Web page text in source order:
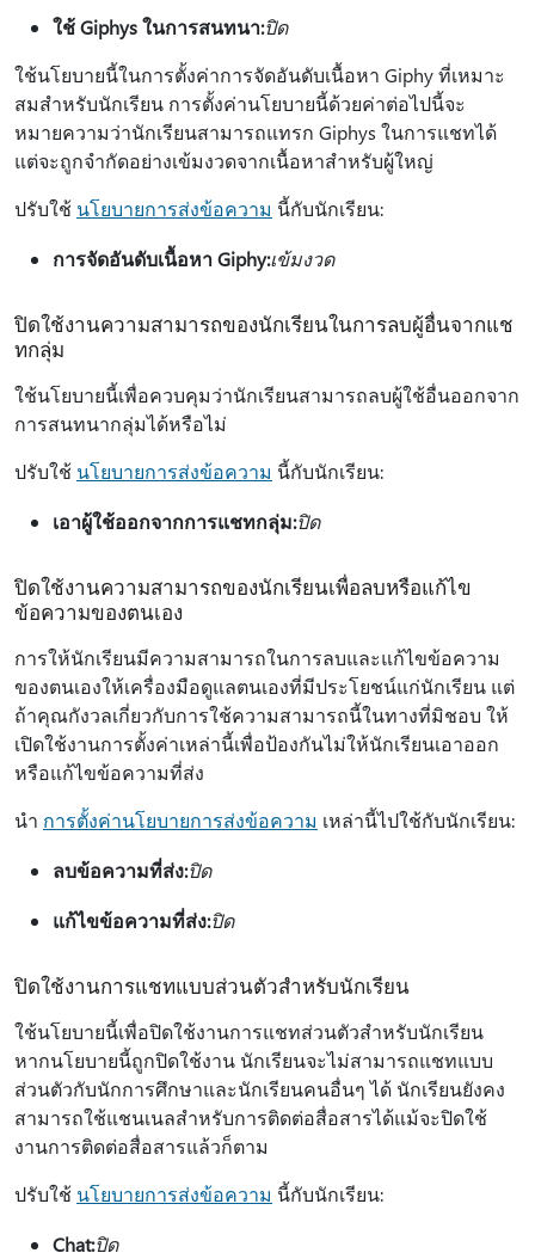
ใช้ Giphys ในการสนทนา:ปิด
ใช้นโยบายนี้ในการตั้งค่าการจัดอันดับเนื้อหา Giphy ที่เหมาะ
สมสำหรับนักเรียน การตั้งค่านโยบายนี้ด้วยค่าต่อไปนี้จะ
หมายความว่านักเรียนสามารถแทรก Giphys ในการแชทได้
แต่จะถูกจํากัดอย่างเข้มงวดจากเนื้อหาสําหรับผู้ใหญ่
ปรับใช้ นโยบายการส่งข้อความ นี้กับนักเรียน:
การจัดอันดับเนื้อหา Giphy:เข้มงวด
ปิดใช้งานความสามารถของนักเรียนในการลบผู้อื่นจากแช
ทกลุ่ม
ใช้นโยบายนี้เพื่อควบคุมว่านักเรียนสามารถลบผู้ใช้อื่นออกจาก
การสนทนากลุ่มได้หรือไม่
ปรับใช้ นโยบายการส่งข้อความ นี้กับนักเรียน:
เอาผู้ใช้ออกจากการแชทกลุ่ม:ปิด
ปิดใช้งานความสามารถของนักเรียนเพื่อลบหรือแก้ไข
ข้อความของตนเอง
การให้นักเรียนมีความสามารถในการลบและแก้ไขข้อความ
ของตนเองให้เครื่องมือดูแลตนเองที่มีประโยชน์แก่นักเรียน แต่
ถ้าคุณกังวลเกี่ยวกับการใช้ความสามารถนี้ในทางที่มิชอบ ให้
เปิดใช้งานการตั้งค่าเหล่านี้เพื่อป้องกันไม่ให้นักเรียนเอาออก
หรือแก้ไขข้อความที่ส่ง
นํา การตั้งค่านโยบายการส่งข้อความ เหล่านี้ไปใช้กับนักเรียน:
ลบข้อความที่ส่ง:ปิด
แก้ไขข้อความที่ส่ง:ปิด
ปิดใช้งานการแชทแบบส่วนตัวสำหรับนักเรียน
ใช้นโยบายนี้เพื่อปิดใช้งานการแชทส่วนตัวสำหรับนักเรียน
หากนโยบายนี้ถูกปิดใช้งาน นักเรียนจะไม่สามารถแชทแบบ
ส่วนตัวกับนักการศึกษาและนักเรียนคนอื่นๆ ได้ นักเรียนยังคง
สามารถใช้แชนเนลสำหรับการติดต่อสื่อสารได้แม้จะปิดใช้
งานการติดต่อสื่อสารแล้วก็ตาม
ปรับใช้ นโยบายการส่งข้อความ นี้กับนักเรียน:
Chat:ปิด